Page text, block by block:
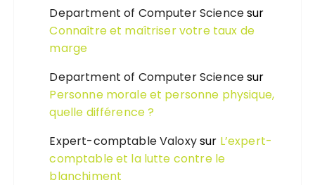
Department of Computer Sciencesur
Connaître et maîtriser votre taux de
marge
Department of Computer Sciencesur
Personne morale et personne physique,
quelle différence ?
Expert-comptable Valoxysur L’expert-
comptable et la lutte contre le
blanchiment